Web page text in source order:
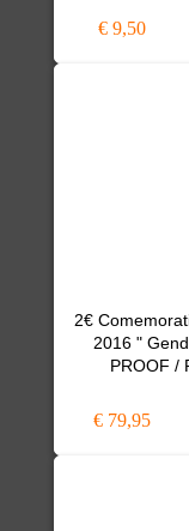
€ 9,50
2€
2016 "
PROOF /
€ 79,95